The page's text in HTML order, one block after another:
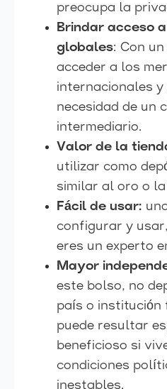
preocupa la
Brindar acceso
globales: Con
acceder a los
internacionales y
necesidad de un
intermediario.
Valor de la
utilizar como
similar al oro o
Fácil de usar:
configurar y
eres un experto
Mayor
este bolso, no
país o institución
puede resultar
beneficioso si
condiciones
inestables.